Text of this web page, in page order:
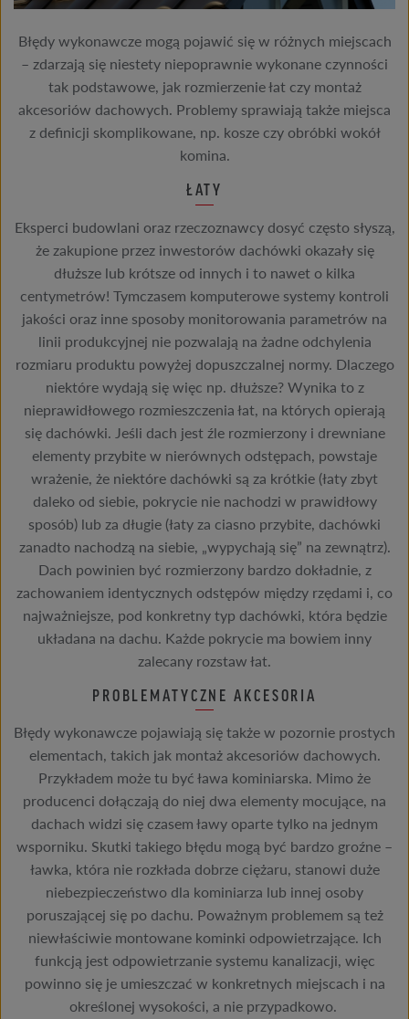
Błędy wykonawcze mogą pojawić się w różnych miejscach
– zdarzają się niestety niepoprawnie wykonane czynności
tak podstawowe, jak rozmierzenie łat czy montaż
akcesoriów dachowych. Problemy sprawiają także miejsca
z definicji skomplikowane, np. kosze czy obróbki wokół
komina.
ŁATY
Eksperci budowlani oraz rzeczoznawcy dosyć często słyszą,
że zakupione przez inwestorów dachówki okazały się
dłuższe lub krótsze od innych i to nawet o kilka
centymetrów! Tymczasem komputerowe systemy kontroli
jakości oraz inne sposoby monitorowania parametrów na
linii produkcyjnej nie pozwalają na żadne odchylenia
rozmiaru produktu powyżej dopuszczalnej normy. Dlaczego
niektóre wydają się więc np. dłuższe? Wynika to z
nieprawidłowego rozmieszczenia łat, na których opierają
się dachówki. Jeśli dach jest źle rozmierzony i drewniane
elementy przybite w nierównych odstępach, powstaje
wrażenie, że niektóre dachówki są za krótkie (łaty zbyt
daleko od siebie, pokrycie nie nachodzi w prawidłowy
sposób) lub za długie (łaty za ciasno przybite, dachówki
zanadto nachodzą na siebie, „wypychają się” na zewnątrz).
Dach powinien być rozmierzony bardzo dokładnie, z
zachowaniem identycznych odstępów między rzędami i, co
najważniejsze, pod konkretny typ dachówki, która będzie
układana na dachu. Każde pokrycie ma bowiem inny
zalecany rozstaw łat.
PROBLEMATYCZNE AKCESORIA
Błędy wykonawcze pojawiają się także w pozornie prostych
elementach, takich jak montaż akcesoriów dachowych.
Przykładem może tu być ława kominiarska. Mimo że
producenci dołączają do niej dwa elementy mocujące, na
dachach widzi się czasem ławy oparte tylko na jednym
wsporniku. Skutki takiego błędu mogą być bardzo groźne –
ławka, która nie rozkłada dobrze ciężaru, stanowi duże
niebezpieczeństwo dla kominiarza lub innej osoby
poruszającej się po dachu. Poważnym problemem są też
niewłaściwie montowane kominki odpowietrzające. Ich
funkcją jest odpowietrzanie systemu kanalizacji, więc
powinno się je umieszczać w konkretnych miejscach i na
określonej wysokości, a nie przypadkowo.